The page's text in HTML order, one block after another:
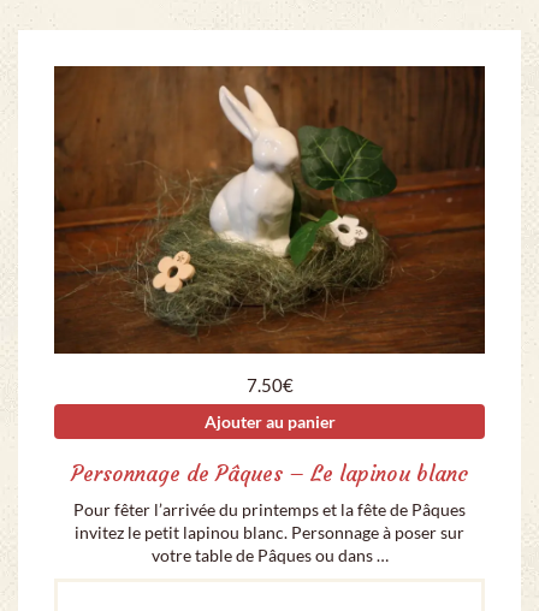
7.50€
Ajouter au panier
Personnage de Pâques – Le lapinou blanc
Pour fêter l’arrivée du printemps et la fête de Pâques
invitez le petit lapinou blanc. Personnage à poser sur
votre table de Pâques ou dans …